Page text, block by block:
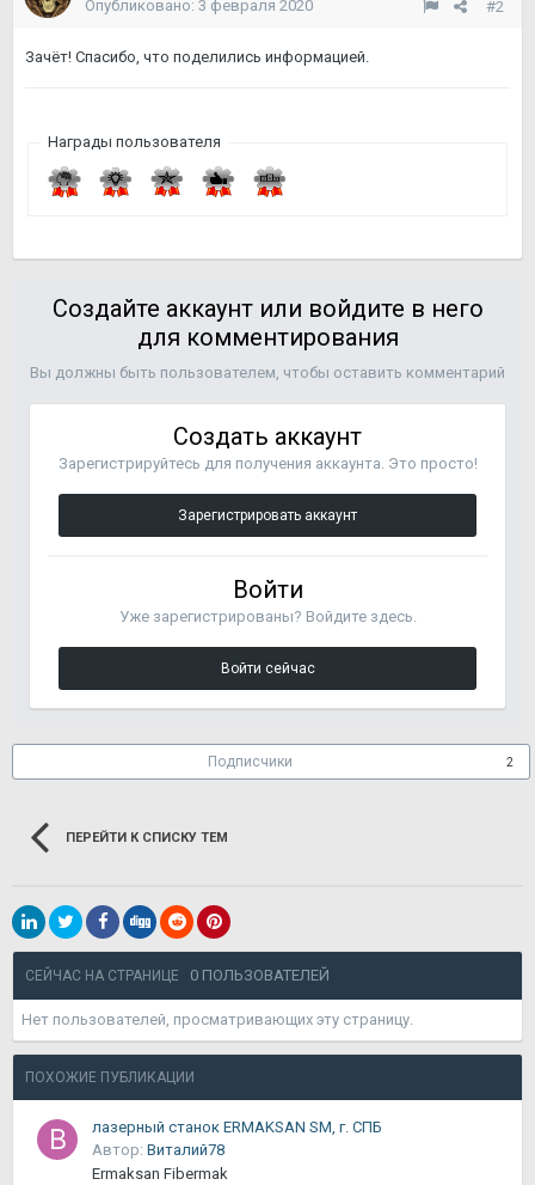
#2
Опубликовано: 3 февраля 2020
Зачёт! Спасибо, что поделились информацией.
Награды пользователя
Создайте аккаунт или войдите в него
для комментирования
Вы должны быть пользователем, чтобы оставить комментарий
Создать аккаунт
Зарегистрируйтесь для получения аккаунта. Это просто!
Зарегистрировать аккаунт
Войти
Уже зарегистрированы? Войдите здесь.
Войти сейчас
Подписчики 2
ПЕРЕЙТИ К СПИСКУ ТЕМ
СЕЙЧАС НА СТРАНИЦЕ 0 ПОЛЬЗОВАТЕЛЕЙ
Нет пользователей, просматривающих эту страницу.
ПОХОЖИЕ ПУБЛИКАЦИИ
лазерный станок ERMAKSAN SM, г. СПБ
Автор: Виталий78
Ermaksan Fibermak